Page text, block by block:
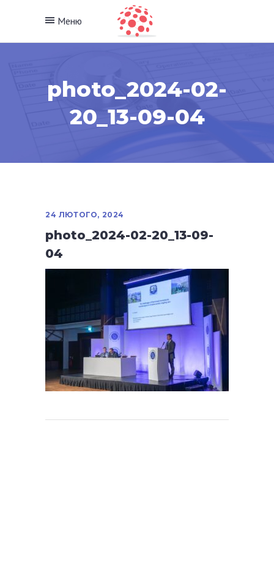
Меню
photo_2024-02-
20_13-09-04
24 ЛЮТОГО, 2024
photo_2024-02-20_13-09-
04